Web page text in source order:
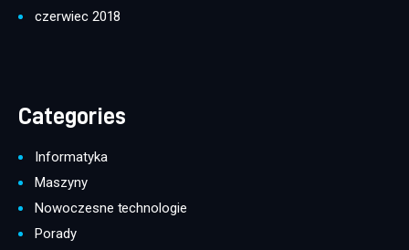
czerwiec 2018
Categories
Informatyka
Maszyny
Nowoczesne technologie
Porady